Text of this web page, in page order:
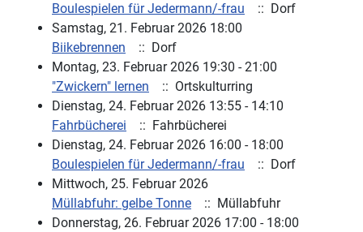
Boulespielen für Jedermann/-frau
:: Dorf
Samstag, 21. Februar 2026 18:00
Biikebrennen
:: Dorf
Montag, 23. Februar 2026 19:30 - 21:00
"Zwickern" lernen
:: Ortskulturring
Dienstag, 24. Februar 2026 13:55 - 14:10
Fahrbücherei
:: Fahrbücherei
Dienstag, 24. Februar 2026 16:00 - 18:00
Boulespielen für Jedermann/-frau
:: Dorf
Mittwoch, 25. Februar 2026
Müllabfuhr: gelbe Tonne
:: Müllabfuhr
Donnerstag, 26. Februar 2026 17:00 - 18:00